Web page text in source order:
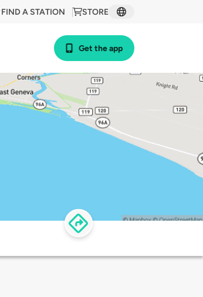
STORE
FIND A STATION
Get the app